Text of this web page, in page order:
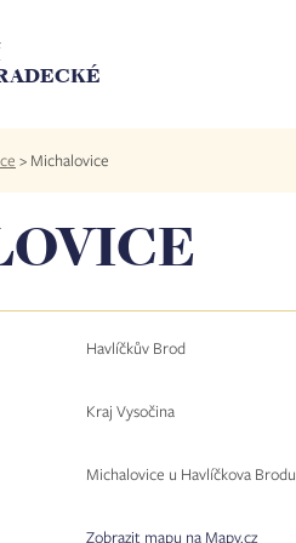
> Michalovice
Havlíčkův Brod
Kraj Vysočina
Michalovice u Havlíčkova Brodu
Zobrazit mapu na Mapy.cz